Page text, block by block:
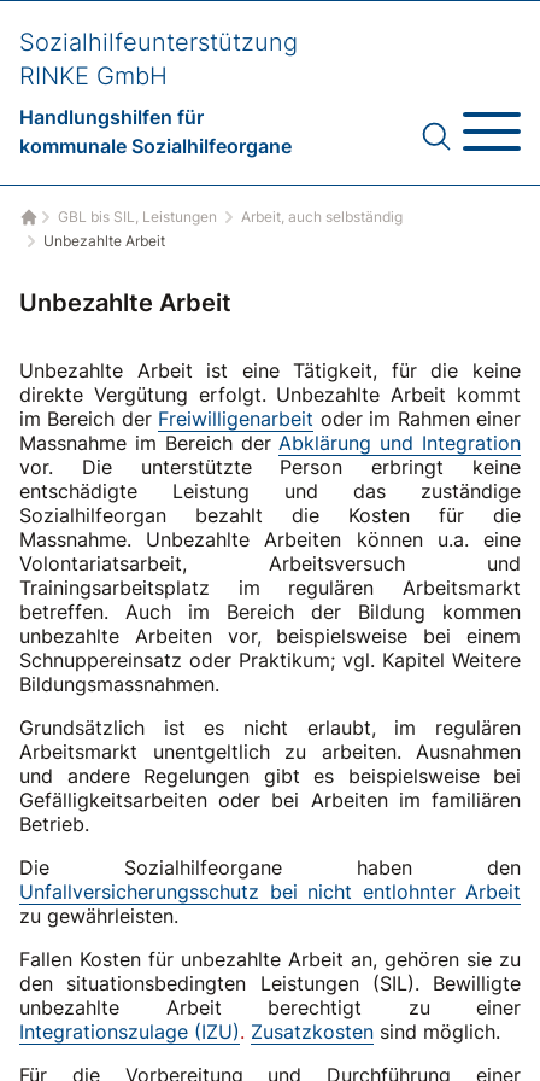
Sozialhilfeunterstützung
RINKE GmbH
Handlungshilfen für
kommunale Sozialhilfeorgane
Startseite
GBL bis SIL, Leistungen
Arbeit, auch selbständig
Unbezahlte Arbeit
Unbezahlte Arbeit
Unbezahlte Arbeit ist eine Tätigkeit, für die keine
direkte Vergütung erfolgt. Unbezahlte Arbeit kommt
im Bereich der Freiwilligenarbeit oder im Rahmen einer
Massnahme im Bereich derAbklärung und Integration
vor. Die unterstützte Person erbringt keine
entschädigte Leistung und das zuständige
Sozialhilfeorgan bezahlt die Kosten für die
Massnahme. Unbezahlte Arbeiten können u.a. eine
Volontariatsarbeit, Arbeitsversuch und
Trainingsarbeitsplatz im regulären Arbeitsmarkt
betreffen. Auch im Bereich der Bildung kommen
unbezahlte Arbeiten vor, beispielsweise bei einem
Schnuppereinsatz oder Praktikum; vgl. Kapitel Weitere
Bildungsmassnahmen.
Grundsätzlich ist es nicht erlaubt, im regulären
Arbeitsmarkt unentgeltlich zu arbeiten. Ausnahmen
und andere Regelungen gibt es beispielsweise bei
Gefälligkeitsarbeiten oder bei Arbeiten im familiären
Betrieb.
Die Sozialhilfeorgane haben den
Unfallversicherungsschutz bei nicht entlohnter Arbeit
zu gewährleisten.
Fallen Kosten für unbezahlte Arbeit an, gehören sie zu
den situationsbedingten Leistungen (SIL). Bewilligte
unbezahlte Arbeit berechtigt zu einer
Integrationszulage (IZU). Zusatzkosten sind möglich.
Für die Vorbereitung und Durchführung einer